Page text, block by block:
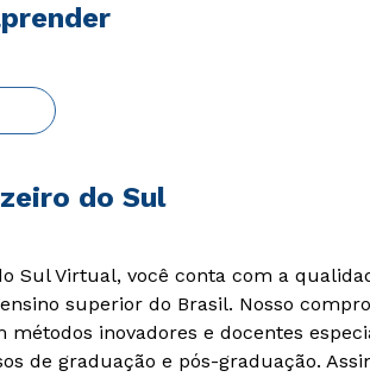
do Sul
Sul Virtual, você conta com a
superior do Brasil. Nosso
métodos inovadores e docentes
de graduação e pós-graduação.